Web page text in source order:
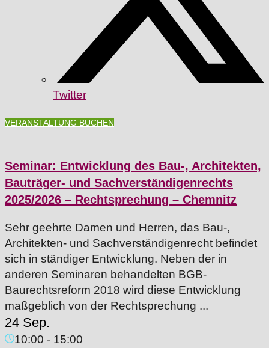
Twitter
VERANSTALTUNG BUCHEN
Seminar: Entwicklung des Bau-, Architekten,
Bauträger- und Sachverständigenrechts
2025/2026 – Rechtsprechung – Chemnitz
Sehr geehrte Damen und Herren, das Bau-,
Architekten- und Sachverständigenrecht befindet
sich in ständiger Entwicklung. Neben der in
anderen Seminaren behandelten BGB-
Baurechtsreform 2018 wird diese Entwicklung
maßgeblich von der Rechtsprechung ...
24 Sep.
10:00 - 15:00